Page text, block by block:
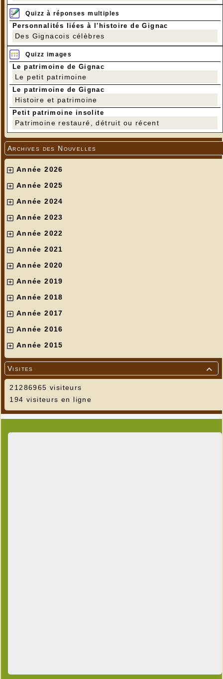
Quizz à réponses multiples
Personnalités liées à l'histoire de Gignac
Des Gignacois célèbres
Quizz images
Le patrimoine de Gignac
Le petit patrimoine
Le patrimoine de Gignac
Histoire et patrimoine
Petit patrimoine insolite
Patrimoine restauré, détruit ou récent
Archives des Nouvelles
Année 2026
Année 2025
Année 2024
Année 2023
Année 2022
Année 2021
Année 2020
Année 2019
Année 2018
Année 2017
Année 2016
Année 2015

Visites
21286965 visiteurs
194 visiteurs en ligne